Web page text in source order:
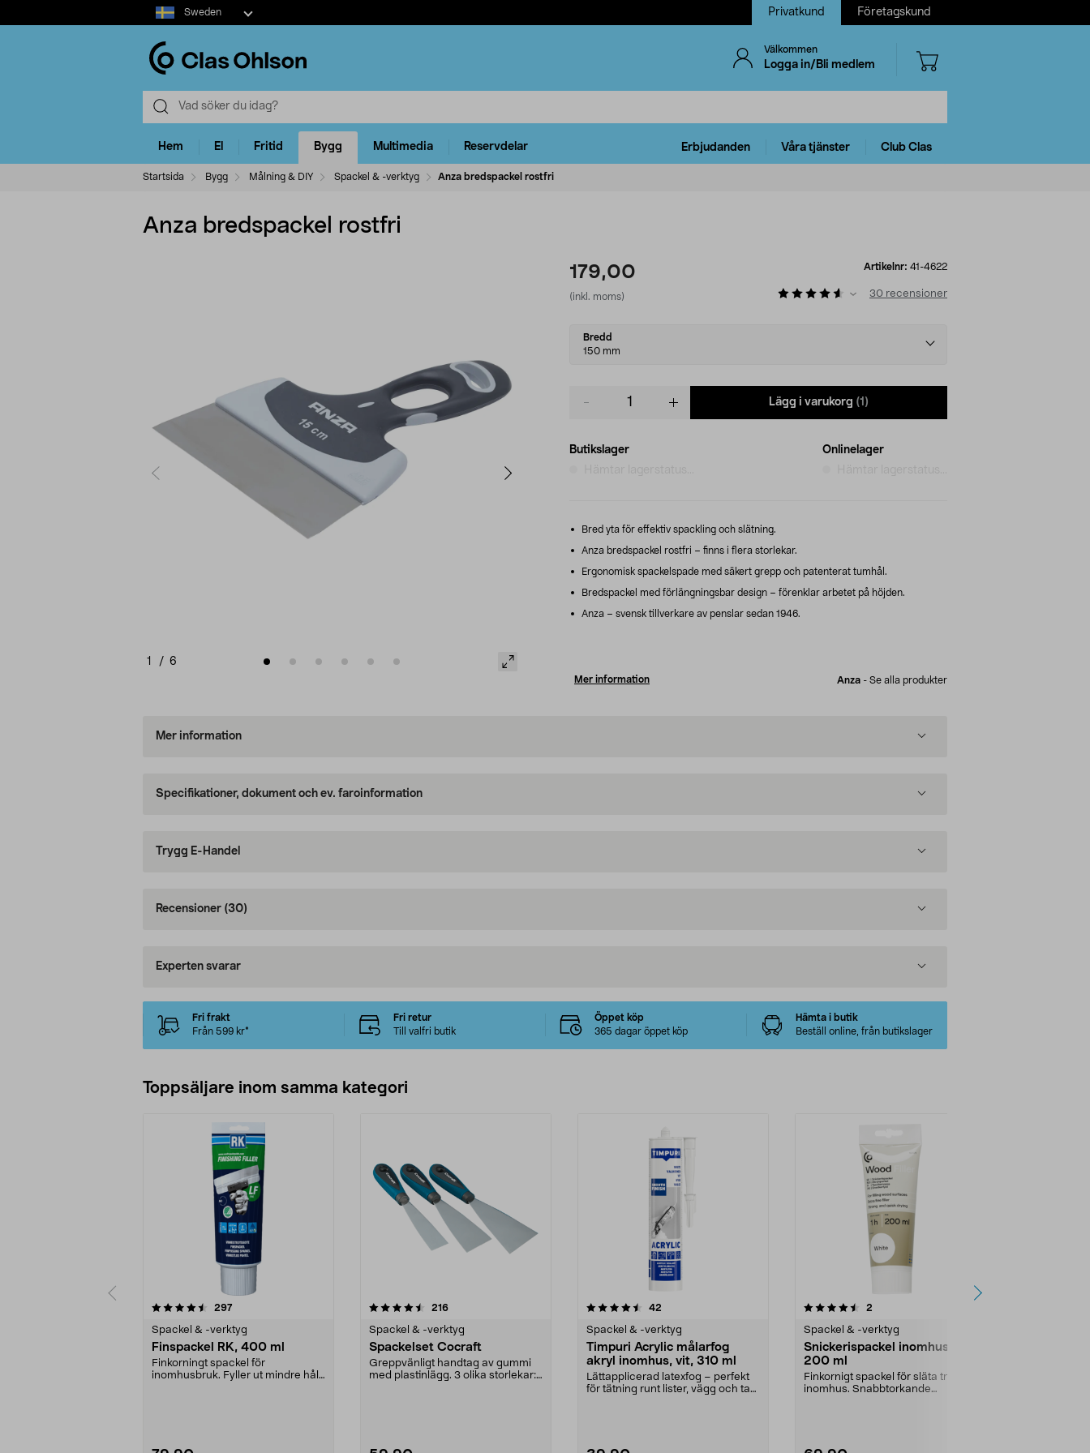
Select
market
Sweden Privatkund Företagskund
Välkommen
Logga in/Bli medlem
Hem El Fritid Bygg Multimedia Reservdelar Erbjudanden Våra tjänster Club Clas
Startsida Bygg Målning & DIY Spackel & -verktyg Anza bredspackel rostfri
Anza bredspackel rostfri
1 / 6
179,00
(inkl. moms)
Artikelnr: 41-4622
30 recensioner
Select
variant
Bredd
150 mm
Lägg i varukorg (1)
Butikslager
Onlinelager
Bred yta för effektiv spackling och slätning.
Anza bredspackel rostfri – finns i flera storlekar.
Ergonomisk spackelspade med säkert grepp och patenterat tumhål.
Bredspackel med förlängningsbar design – förenklar arbetet på höjden.
Anza – svensk tillverkare av penslar sedan 1946.
Mer information Anza - Se alla produkter
Mer information
Specifikationer, dokument och ev. faroinformation
Trygg E-Handel
Recensioner (30)
Experten svarar
Fri frakt
Från 599 kr*
Fri retur
Till valfri butik
Öppet köp
365 dagar öppet köp
Hämta i butik
Beställ online, från butikslager
Toppsäljare inom samma kategori
297recensioner
Spackel & -verktyg
Finspackel RK, 400 ml
Finkorningt spackel för
inomhusbruk. Fyller ut mindre hål
4.5 av 5 stjärnor 216recensioner
Spackel & -verktyg
Spackelset Cocraft
Greppvänligt handtag av gummi
med plastinlägg. 3 olika storlekar:
4.5 av 5 stjärnor 42
Spackel & -verktyg
Timpuri Acrylic målarfog
akryl inomhus, vit, 310 ml
Lättapplicerad latexfog – perfekt
för tätning runt lister, vägg och tak.
4.5 av 5 stjärnor 2
Spackel & -verktyg
Snickerispackel inomhus, vit,
200 ml
Finkornigt spackel för släta träytor
inomhus. Snabbtorkande
4.5 av 5 stjärnor